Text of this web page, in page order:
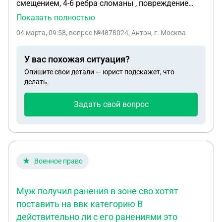
смещением, 4-6 ребра сломаны , повреждение
трахеи , в госпитали гвв2 подали на ввк , в итоге
тяжесть ранение , перевели в центральный
и тут говорят то что не можем дать отпуск , это
как после ранение обычно дают отпуск
Показать полностью
04 марта, 09:58, вопрос №4878024, Антон, г. Москва
У вас похожая ситуация?
Опишите свои детали — юрист подскажет, что
делать.
Задать свой вопрос
Военное право
Муж получил ранения в зоне сво хотят
поставить на ввк категорию В
действительно ли с его ранениями это